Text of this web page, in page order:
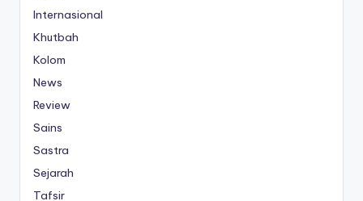
Internasional
Khutbah
Kolom
News
Review
Sains
Sastra
Sejarah
Tafsir